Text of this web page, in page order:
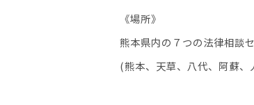
《場所》
熊本県内の７つの法律相談
(熊本、天草、八代、阿蘇